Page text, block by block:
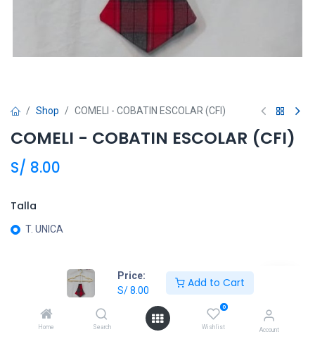
Price:
S/8.00
Add to Cart
Home Search
0
Wishlist Account
Shop COMELI - COBATIN ESCOLAR (CFI)
COMELI - COBATIN ESCOLAR (CFI)
S/ 8.00
Talla
T. UNICA
Añadir al carrito
Agregar a la lista de deseos